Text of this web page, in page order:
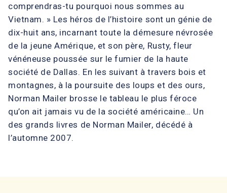
comprendras-tu pourquoi nous sommes au
Vietnam. » Les héros de l’histoire sont un génie de
dix-huit ans, incarnant toute la démesure névrosée
de la jeune Amérique, et son père, Rusty, fleur
vénéneuse poussée sur le fumier de la haute
société de Dallas. En les suivant à travers bois et
montagnes, à la poursuite des loups et des ours,
Norman Mailer brosse le tableau le plus féroce
qu’on ait jamais vu de la société américaine… Un
des grands livres de Norman Mailer, décédé à
l’automne 2007.